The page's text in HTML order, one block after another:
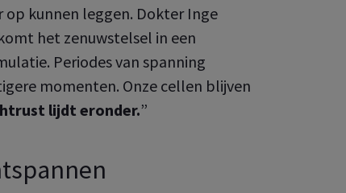
op kunnen leggen. Dokter Inge
het zenuwstelsel in een
Periodes van spanning
momenten. Onze cellen blijven
lijdt eronder.”